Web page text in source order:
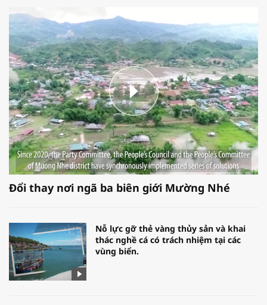
Đổi thay nơi ngã ba biên giới Mường Nhé
Nỗ lực gỡ thẻ vàng thủy sản và khai
thác nghề cá có trách nhiệm tại các
vùng biển.